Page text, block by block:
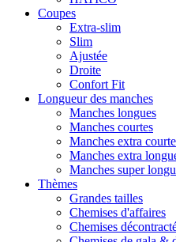
Coupes
Extra-slim
Slim
Ajustée
Droite
Confort Fit
Longueur des manches
Manches longues
Manches courtes
Manches extra
Manches extra
Manches super
Thèmes
Grandes tailles
Chemises d'affaires
Chemises